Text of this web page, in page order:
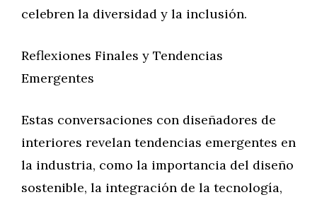
celebren la diversidad y la inclusión.
Reflexiones Finales y Tendencias
Emergentes
Estas conversaciones con diseñadores de
interiores revelan tendencias emergentes en
la industria, como la importancia del diseño
sostenible, la integración de la tecnología,